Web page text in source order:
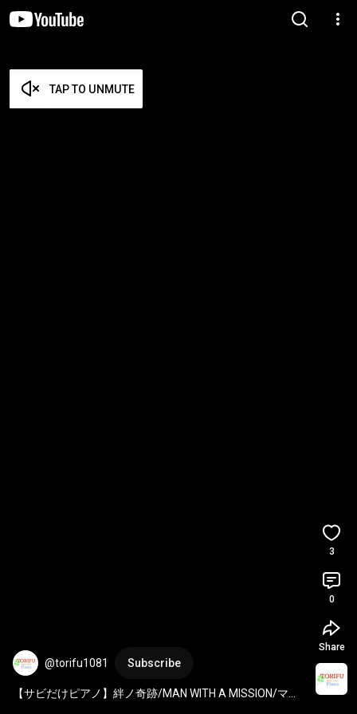
TAP TO UNMUTE
@torifu1081 Subscribe
【サビだけピアノ】絆ノ奇跡/MAN WITH A MISSION/マン
3
0
Share